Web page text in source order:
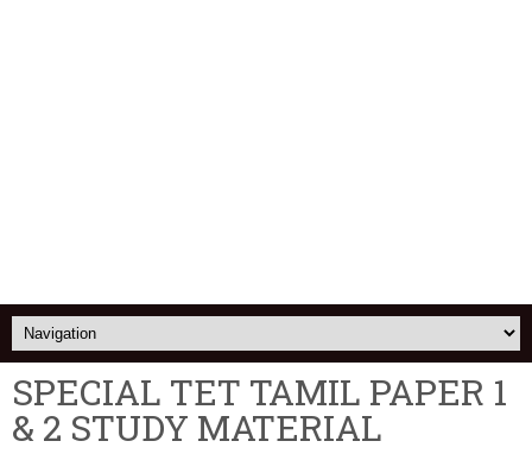
SPECIAL TET TAMIL PAPER 1
& 2 STUDY MATERIAL